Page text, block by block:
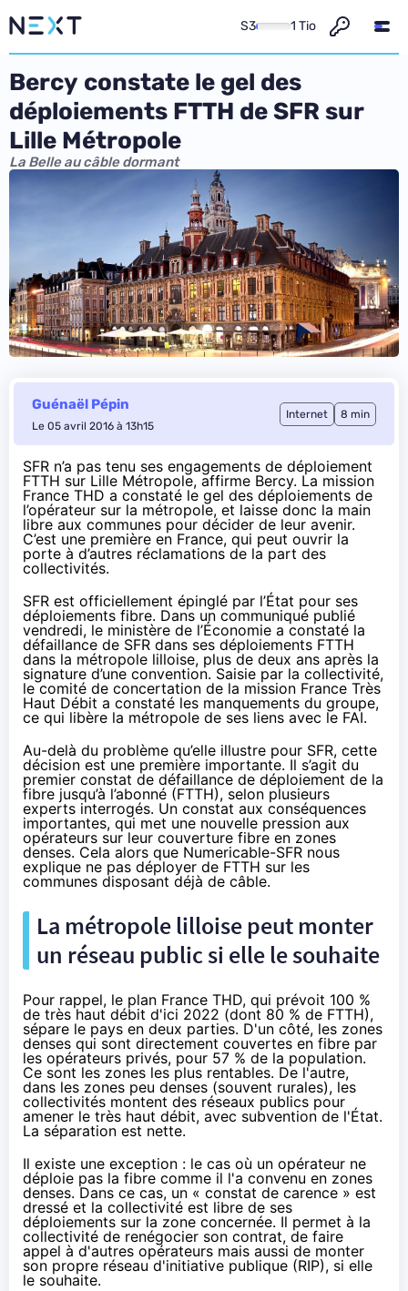
S3 1 Tio
Bercy constate le gel des
déploiements FTTH de SFR sur
Lille Métropole
La Belle au câble dormant
Guénaël Pépin
Le 05 avril 2016 à 13h15
Internet 8 min
SFR n’a pas tenu ses engagements de déploiement
FTTH sur Lille Métropole, affirme Bercy. La mission
France THD a constaté le gel des déploiements de
l’opérateur sur la métropole, et laisse donc la main
libre aux communes pour décider de leur avenir.
C’est une première en France, qui peut ouvrir la
porte à d’autres réclamations de la part des
collectivités.
SFR est officiellement épinglé par l’État pour ses
déploiements fibre. Dans un communiqué publié
vendredi, le ministère de l’Économie a constaté la
défaillance de SFR dans ses déploiements FTTH
dans la métropole lilloise, plus de deux ans après la
signature d’une convention. Saisie par la collectivité,
le comité de concertation de la mission France Très
Haut Débit a constaté les manquements du groupe,
ce qui libère la métropole de ses liens avec le FAI.
Au-delà du problème qu’elle illustre pour SFR, cette
décision est une première importante. Il s’agit du
premier constat de défaillance de déploiement de la
fibre jusqu’à l’abonné (FTTH), selon plusieurs
experts interrogés. Un constat aux conséquences
importantes, qui met une nouvelle pression aux
opérateurs sur leur couverture fibre en zones
denses. Cela alors que Numericable-SFR nous
explique ne pas déployer de FTTH sur les
communes disposant déjà de câble.
La métropole lilloise peut monter
un réseau public si elle le souhaite
Pour rappel, le plan France THD, qui prévoit 100 %
de très haut débit d'ici 2022 (dont 80 % de FTTH),
sépare le pays en deux parties. D'un côté, les zones
denses qui sont directement couvertes en fibre par
les opérateurs privés, pour 57 % de la population.
Ce sont les zones les plus rentables. De l'autre,
dans les zones peu denses (souvent rurales), les
collectivités montent des réseaux publics pour
amener le très haut débit, avec subvention de l'État.
La séparation est nette.
Il existe une exception : le cas où un opérateur ne
déploie pas la fibre comme il l'a convenu en zones
denses. Dans ce cas, un « constat de carence » est
dressé et la collectivité est libre de ses
déploiements sur la zone concernée. Il permet à la
collectivité de renégocier son contrat, de faire
appel à d'autres opérateurs mais aussi de monter
son propre réseau d'initiative publique (RIP), si elle
le souhaite.